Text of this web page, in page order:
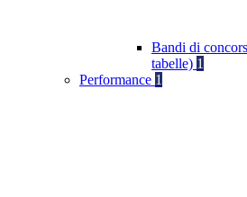
Bandi di
tabelle) 1
Performance 1